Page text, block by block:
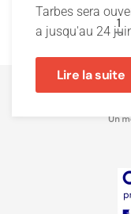
Tarbes sera
a jusqu'au 24
Lire la suite
1